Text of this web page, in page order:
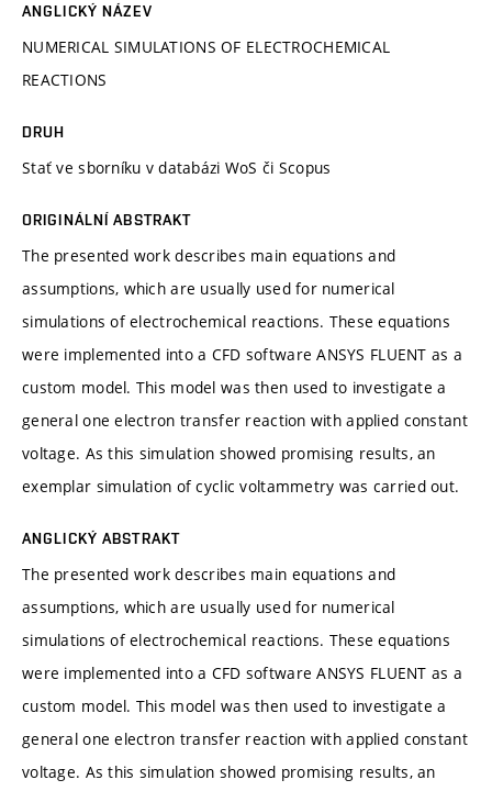
ANGLICKÝ NÁZEV
NUMERICAL SIMULATIONS OF ELECTROCHEMICAL
REACTIONS
DRUH
Stať ve sborníku v databázi WoS či Scopus
ORIGINÁLNÍ ABSTRAKT
The presented work describes main equations and
assumptions, which are usually used for numerical
simulations of electrochemical reactions. These equations
were implemented into a CFD software ANSYS FLUENT as a
custom model. This model was then used to investigate a
general one electron transfer reaction with applied constant
voltage. As this simulation showed promising results, an
exemplar simulation of cyclic voltammetry was carried out.
ANGLICKÝ ABSTRAKT
The presented work describes main equations and
assumptions, which are usually used for numerical
simulations of electrochemical reactions. These equations
were implemented into a CFD software ANSYS FLUENT as a
custom model. This model was then used to investigate a
general one electron transfer reaction with applied constant
voltage. As this simulation showed promising results, an